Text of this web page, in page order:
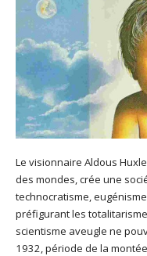
Le visionnaire Aldous
des mondes, crée une
technocratisme,
préfigurant les
scientisme aveugle ne
1932, période de la